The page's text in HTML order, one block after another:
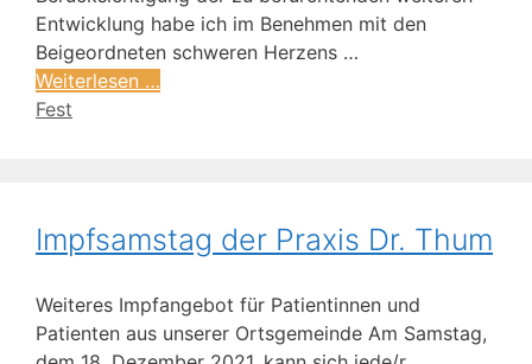
Entwicklung habe ich im Benehmen mit den
Beigeordneten schweren Herzens …
Weiterlesen …
Fest
Impfsamstag der Praxis Dr. Thum
Weiteres Impfangebot für Patientinnen und
Patienten aus unserer Ortsgemeinde Am Samstag,